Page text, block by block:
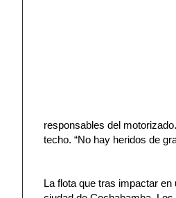
responsables del
techo. “No hay heridos de
La flota que tras impactar